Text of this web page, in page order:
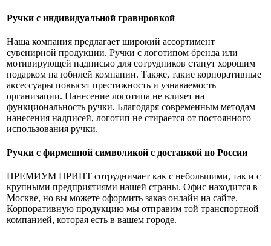
Ручки с индивидуальной гравировкой
Наша компания предлагает широкий ассортимент
сувенирной продукции. Ручки с логотипом бренда или
мотивирующей надписью для сотрудников станут хорошим
подарком на юбилей компании. Также, такие корпоративные
аксессуары повысят престижность и узнаваемость
организации. Нанесение логотипа не влияет на
функциональность ручки. Благодаря современным методам
нанесения надписей, логотип не стирается от постоянного
использования ручки.
Ручки с фирменной символикой с доставкой по России
ПРЕМИУМ ПРИНТ сотрудничает как с небольшими, так и с
крупными предприятиями нашей страны. Офис находится в
Москве, но вы можете оформить заказ онлайн на сайте.
Корпоративную продукцию мы отправим той транспортной
компанией, которая есть в вашем городе.